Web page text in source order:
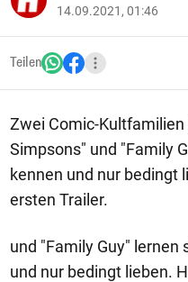
14.09.2021, 01:46
Teilen
Zwei Comic-
Simpsons" und "Family
kennen und nur bedingt
ersten Trailer.
und "Family Guy" lernen
und nur bedingt lieben.